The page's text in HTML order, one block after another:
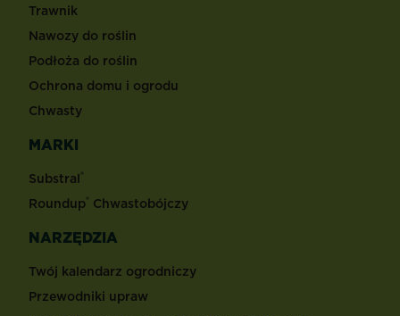
Trawnik
Nawozy do roślin
Podłoża do roślin
Ochrona domu i ogrodu
Chwasty
MARKI
Substral®
Roundup® Chwastobójczy
NARZĘDZIA
Twój kalendarz ogrodniczy
Przewodniki upraw